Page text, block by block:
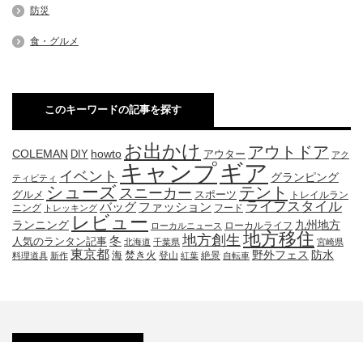
防災
食・グルメ
このキーワードの記事を探す
COLEMAN DIY howto お出かけ アウター アウトドア アク
ティビティ イベント キャンプギア グランピング
グルメ シューズ スニーカー スポーツ テント
トレイルラン
ニング トレッキング バッグ ファッション フード ライフスタイル
ランニング レビュー ローカルニュース ローカルライフ 九州地方
人気のランタン記事 冬 北海道 千葉県 地方創生 地方移住 宮崎県
料理道具 新作 東京都 海 焚き火 登山 紅葉 絶景 自転車 野外フェス 防水